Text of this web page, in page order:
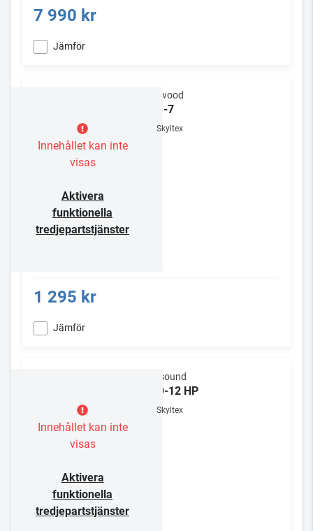
7 990 kr
Jämför
Innehållet kan inte
visas
Aktivera
funktionella
tredjepartstjänster
Kenwood
SLG-7
Skyltex
1 295 kr
Jämför
Innehållet kan inte
visas
Aktivera
funktionella
tredjepartstjänster
Russound
PRO-12 HP
Skyltex